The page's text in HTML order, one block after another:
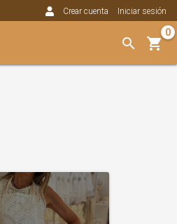
Crear cuenta Iniciar sesión
0